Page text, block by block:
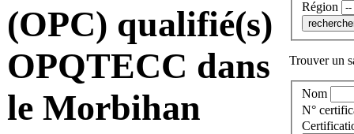
(OPC) qualifié(s)
OPQTECC dans
le Morbihan
Région
Trouver un
Nom
N°